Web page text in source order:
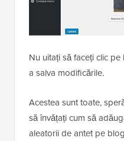
Nu uitați să faceți clic
a salva modificările.
Acestea sunt toate,
să învățați cum să
aleatorii de antet pe